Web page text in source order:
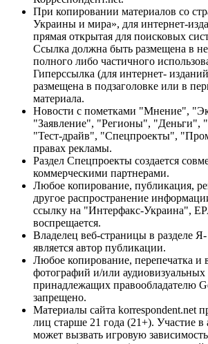
При копировании материалов со
Украины и мира», для интернет-
прямая открытая для поисковых
Ссылка должна быть размещена в
полного либо частичного
Гиперссылка (для интернет-
размещена в подзаголовке или в
материала.
Новости с пометками "Мнение",
"Заявление", "Регионы", "Деньги",
"Тест-драйв", "Спецпроекты",
правах рекламы.
Раздел Спецпроекты создается
коммерческими партнерами.
Любое копирование, публикация,
другое распространение
ссылку на "Интерфакс-Украина",
воспрещается.
Владелец веб-страницы в разделе
является автор публикации.
Любое копирование, перепечатка и
фотографий и/или аудиовизуальных
принадлежащих правообладателю
запрещено.
Материалы сайта korrespondent.net
лиц старше 21 года (21+). Участие в
может вызвать игровую